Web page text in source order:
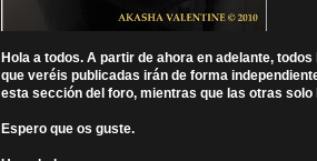
Hola a todos. A partir de ahora en adelante,
que veréis publicadas irán de forma
esta sección del foro, mientras que las otras
Espero que os guste.